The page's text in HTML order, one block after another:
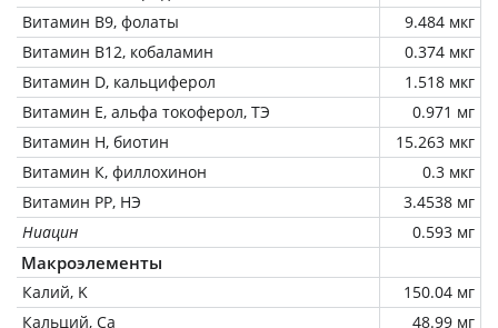
Витамин В9, фолаты
9.484 мкг
Витамин В12, кобаламин
0.374 мкг
Витамин D, кальциферол
1.518 мкг
Витамин Е, альфа токоферол, ТЭ
0.971 мг
Витамин Н, биотин
15.263 мкг
Витамин К, филлохинон
0.3 мкг
Витамин РР, НЭ
3.4538 мг
Ниацин
0.593 мг
Макроэлементы
Калий, K
150.04 мг
Кальций, Ca
48.99 мг